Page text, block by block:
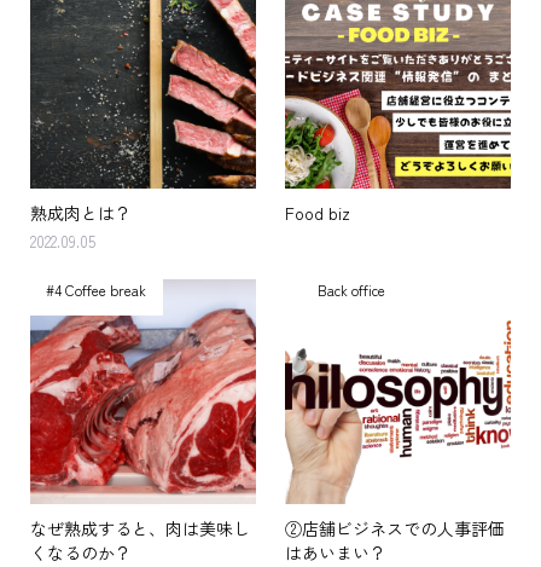
熟成肉とは？
2022.09.05
Food biz
#4 Coffee break
なぜ熟成すると、肉は美味し
くなるのか？
Back office
②店舗ビジネスでの人事評価
はあいまい？